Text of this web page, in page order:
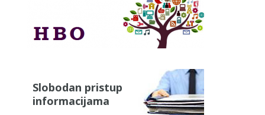
Slobodan pristup
informacijama